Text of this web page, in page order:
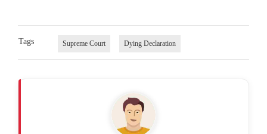
Tags Supreme Court Dying Declaration